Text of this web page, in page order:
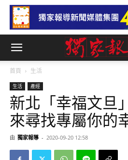
首頁 生活
生活 產經
新北「幸福文旦
來尋找專屬你的
由 獨家報導 - 2020-09-20 12:58